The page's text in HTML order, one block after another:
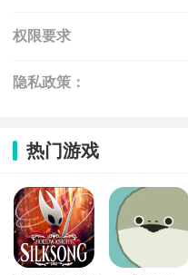
权限要求
隐私政策：
热门游戏